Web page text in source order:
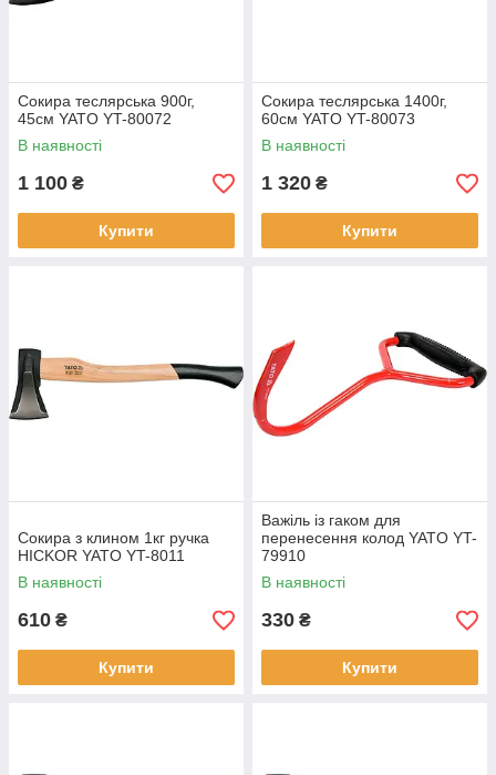
Сокира теслярська 900г,
45см YATO YT-80072
В наявності
1 100 ₴
Купити
Сокира теслярська 1400г,
60см YATO YT-80073
В наявності
1 320 ₴
Купити
Сокира з клином 1кг ручка
HICKOR YATO YT-8011
В наявності
610 ₴
Купити
Важіль із гаком для
перенесення колод YATO YT-
79910
В наявності
330 ₴
Купити